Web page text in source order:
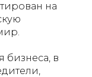
на
бизнеса, в